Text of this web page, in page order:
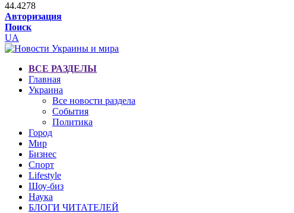
44.4278
Авторизация
Поиск
UA
ВСЕ РАЗДЕЛЫ
Главная
Украина
Все новости раздела
События
Политика
Город
Мир
Бизнес
Спорт
Lifestyle
Шоу-биз
Наука
БЛОГИ ЧИТАТЕЛЕЙ